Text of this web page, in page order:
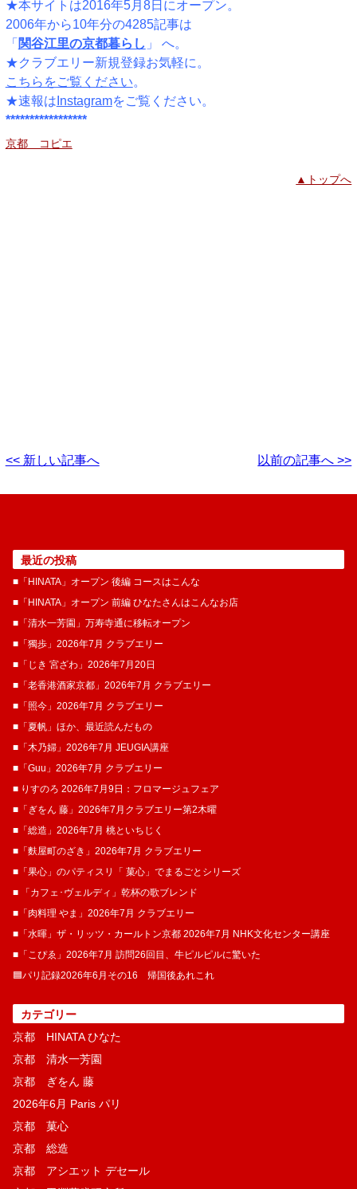
★本サイトは2016年5月8日にオープン。
2006年から10年分の4285記事は
「 関谷江里の京都暮らし 」 へ。
★クラブエリー新規登録お気軽に。
こちらをご覧ください。
★速報は Instagramをご覧ください。
*****************
京都 コピエ
▲トップへ
<< 新しい記事へ 以前の記事へ >>
最近の投稿
■「HINATA」オープン 後編 コースはこんな
■「HINATA」オープン 前編 ひなたさんはこんなお店
■「清水一芳園」万寿寺通に移転オープン
■「獨歩」2026年7月 クラブエリー
■「じき 宮ざわ」2026年7月20日
■「老香港酒家京都」2026年7月 クラブエリー
■「照今」2026年7月 クラブエリー
■「夏帆」ほか、最近読んだもの
■「木乃婦」2026年7月 JEUGIA講座
■「Guu」2026年7月 クラブエリー
■ りすのろ 2026年7月9日：フロマージュフェア
■「ぎをん 藤」2026年7月クラブエリー第2木曜
■「総造」2026年7月 桃といちじく
■「麩屋町のざき」2026年7月 クラブエリー
■「果心」のパティスリ「 菓​心」でまるごとシリーズ
■ 「カフェ･ヴェルディ」乾杯の歌ブレンド
■「肉料理 やま」2026年7月 クラブエリー
■「水暉」ザ・リッツ・カールトン京都 2026年7月 NHK文化センター講座
■「こぴゑ」2026年7月 訪問26回目、牛ピルピルに驚いた
🟦パリ記録2026年6月その16 帰国後あれこれ
カテゴリー
京都 HINATA ひなた
京都 清水一芳園
京都 ぎをん 藤
2026年6月 Paris パリ
京都 菓​心
京都 総造
京都 アシエット デセール